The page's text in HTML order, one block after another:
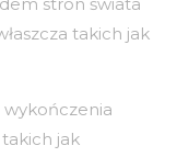
takich jak
wykończenia
jak